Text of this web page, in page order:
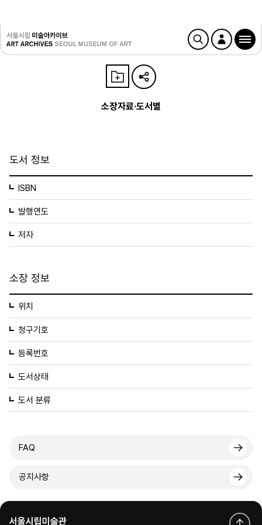
소장자료·도서별
도서 정보
ISBN
발행연도
저자
소장 정보
위치
청구기호
등록번호
도서상태
도서 분류
FAQ
공지사항